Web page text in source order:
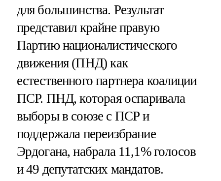
для большинства. Результат
представил крайне правую
Партию националистического
движения (ПНД) как
естественного партнера коалиции
ПСР. ПНД, которая оспаривала
выборы в союзе с ПСР и
поддержала переизбрание
Эрдогана, набрала 11,1% голосов
и 49 депутатских мандатов.